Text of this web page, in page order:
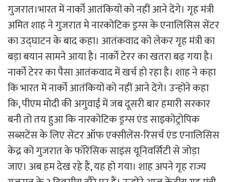
गुजरात।भारत में नार्को आतंकियों को नहीं आने देंगे। गृह मंत्री
अमित शाह ने गुजरात मे नारकोटिक ड्रग्स के एनालिसिस सेंटर
का उद्घाटन के बाद कहा। आतंकवाद को लेकर गृह मंत्री का
बड़ा बयान सामने आया है। नार्को टेरर का खतरा बढ़ गया है।
नार्को टेरर का पैसा आतंकवाद में खर्च हो रहा है। शाह ने कहा
कि भारत में नार्को आतंकियों को नहीं आने देंगे। उन्होंने कहा
कि, पीएम मोदी की अगुवाई में जब दूसरी बार हमारी सरकार
बनी तो तय हुआ कि नारकोटिक ड्रग्स एंड साइकोट्रोपिक
सब्सटेंस के लिए सेंटर ऑफ एक्सीलेंस-रिसर्च एंड एनालिसिस
केंद्र को गुजरात के फॉरेंसिक साइंस यूनिवर्सिटी से जोड़ा
जाए। अब हम देख रहे हैं, यह हो गया। शाह अपने गृह राज्य